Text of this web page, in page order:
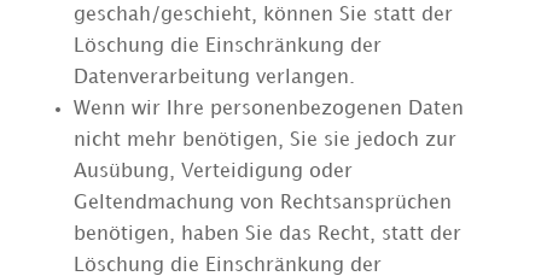
geschah/geschieht, können Sie statt der
Löschung die Einschränkung der
Datenverarbeitung verlangen.
Wenn wir Ihre personenbezogenen Daten
nicht mehr benötigen, Sie sie jedoch zur
Ausübung, Verteidigung oder
Geltendmachung von Rechtsansprüchen
benötigen, haben Sie das Recht, statt der
Löschung die Einschränkung der